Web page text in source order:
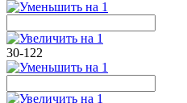
30-122